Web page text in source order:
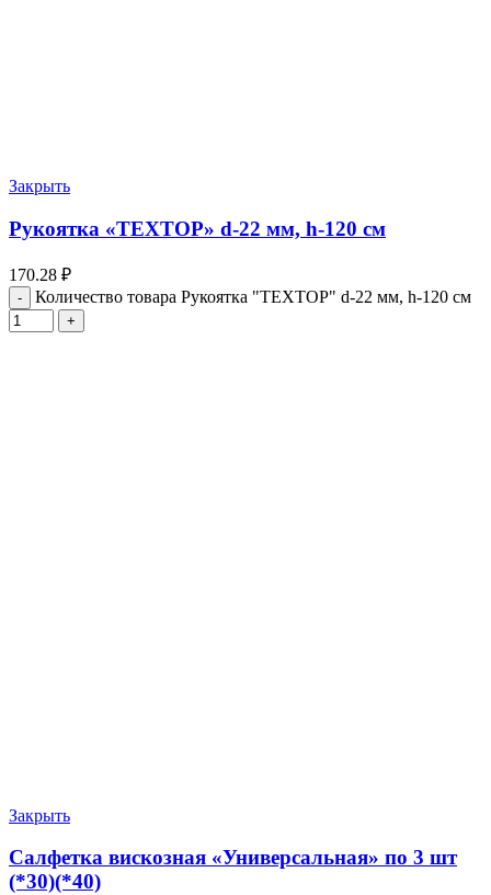
Закрыть
Рукоятка «ТЕХТОР» d-22 мм, h-120 см
170.28 ₽
Количество товара Рукоятка "ТЕХТОР" d-22 мм, h-120 см
Закрыть
Салфетка вискозная «Универсальная» по 3 шт
(*30)(*40)